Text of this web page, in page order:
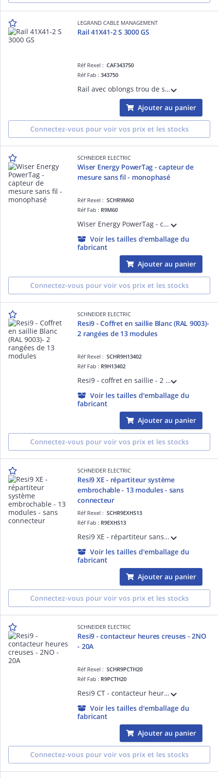
LEGRAND CABLE MANAGEMENT
Rail 41X41-2 S 3000 GS
Réf Rexel :CAF343750
Réf Fab :343750
Rail avec oblongs trou de serrure R41S pour chemins de câbles fils Cablofil - pour fixation plafond de charges lourdes en balancelle ou pendard - épaisseur 2mm et longueur 3m - finition GS
Ajouter au panier
Connectez-vous pour voir vos prix et les stocks
SCHNEIDER ELECTRIC
Wiser Energy PowerTag - capteur de
mesure sans fil - monophasé
Réf Rexel :SCHR9M60
Réf Fab : R9M60
Wiser Energy PowerTag - capteur de mesure sans fil - monophasé - 1P + N - 63A - H20mm(avec élément de détection)xL18mm(avec élément de détection)xP42,6mm(avec élément de détection) - blanc (RAL 9003) - installation par vis (bornes)
Voir les tailles d'emballage du
fabricant
Ajouter au panier
Connectez-vous pour voir vos prix et les stocks
SCHNEIDER ELECTRIC
Resi9 - Coffret en saillie Blanc (RAL 9003)-
2 rangées de 13 modules
Réf Rexel :SCHR9H13402
Réf Fab : R9H13402
Resi9 - coffret en saillie - 2 rangées de 13 modules - In 90 A - Collecteur de terre 24 trous Borniers Phase 7 trous + Neutre 7 trous - IP30 sans porte - IP40 avec porte - IK08 - H x L x P (mm) 375 x 252 x 108 - Blanc RAL 9003
Voir les tailles d'emballage du
fabricant
Ajouter au panier
Connectez-vous pour voir vos prix et les stocks
SCHNEIDER ELECTRIC
Resi9 XE - répartiteur système
embrochable - 13 modules - sans
connecteur
Réf Rexel :SCHR9EXHS13
Réf Fab : R9EXHS13
Resi9 XE - répartiteur sans connecteur - 1P+N - 13 modules de 18 mm - Ie 63A 40°C - Ue 230 V CA Ph/N - CE - Pas de raccordement : 9mm - blanc RAL 9003
Voir les tailles d'emballage du
fabricant
Ajouter au panier
Connectez-vous pour voir vos prix et les stocks
SCHNEIDER ELECTRIC
Resi9 - contacteur heures creuses - 2NO
- 20A
Réf Rexel :SCHR9PCTH20
Réf Fab : R9PCTH20
Resi9 CT - contacteur heures creuses - 2F - 20A - Tension circuit de commande : 230 V CA 50/60 Hz - commande manuelle et à distance - pré-équipé peignable XP - NF - Largeur : 2 pas de 9 mm - blanc RAL 9003 - IP20
Voir les tailles d'emballage du
fabricant
Ajouter au panier
Connectez-vous pour voir vos prix et les stocks